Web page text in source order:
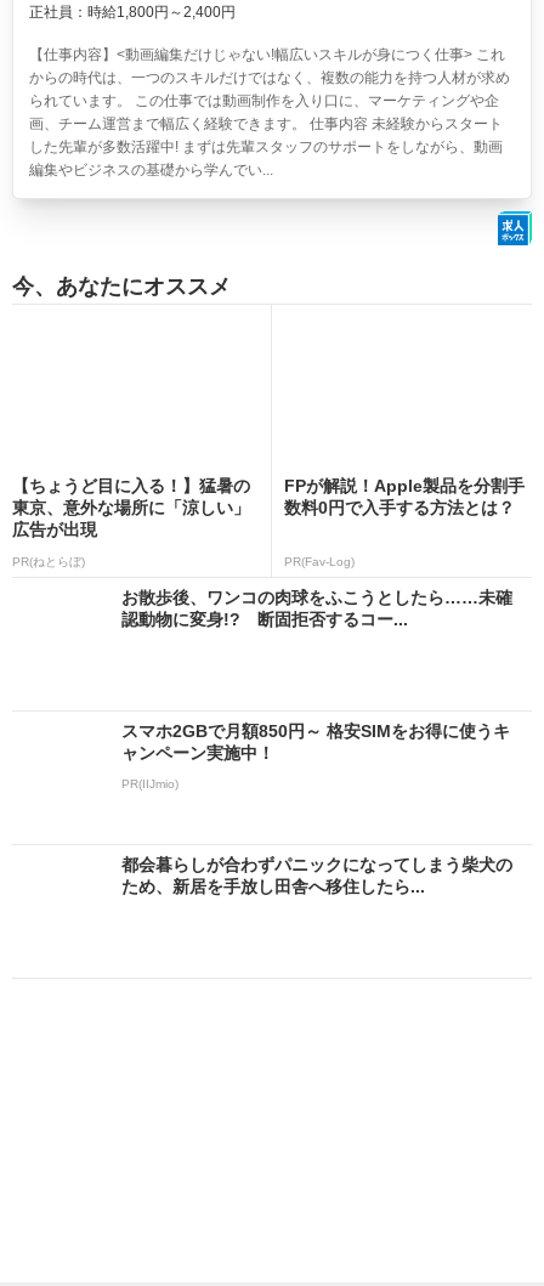
正社員：時給1,800円～2,400円
【仕事内容】<動画編集だけじゃない!幅広いスキルが身につく仕事> これ
からの時代は、一つのスキルだけではなく、複数の能力を持つ人材が求め
られています。 この仕事では動画制作を入り口に、マーケティングや企
画、チーム運営まで幅広く経験できます。 仕事内容 未経験からスタート
した先輩が多数活躍中! まずは先輩スタッフのサポートをしながら、動画
編集やビジネスの基礎から学んでい...
今、あなたにオススメ
【ちょうど目に入る！】猛暑の
東京、意外な場所に「涼しい」
広告が出現
PR(ねとらぼ)
FPが解説！Apple製品を分割手
数料0円で入手する方法とは？
PR(Fav-Log)
お散歩後、ワンコの肉球をふこうとしたら……未確
認動物に変身!? 断固拒否するコー...
スマホ2GBで月額850円～ 格安SIMをお得に使うキ
ャンペーン実施中！
PR(IIJmio)
都会暮らしが合わずパニックになってしまう柴犬の
ため、新居を手放し田舎へ移住したら...